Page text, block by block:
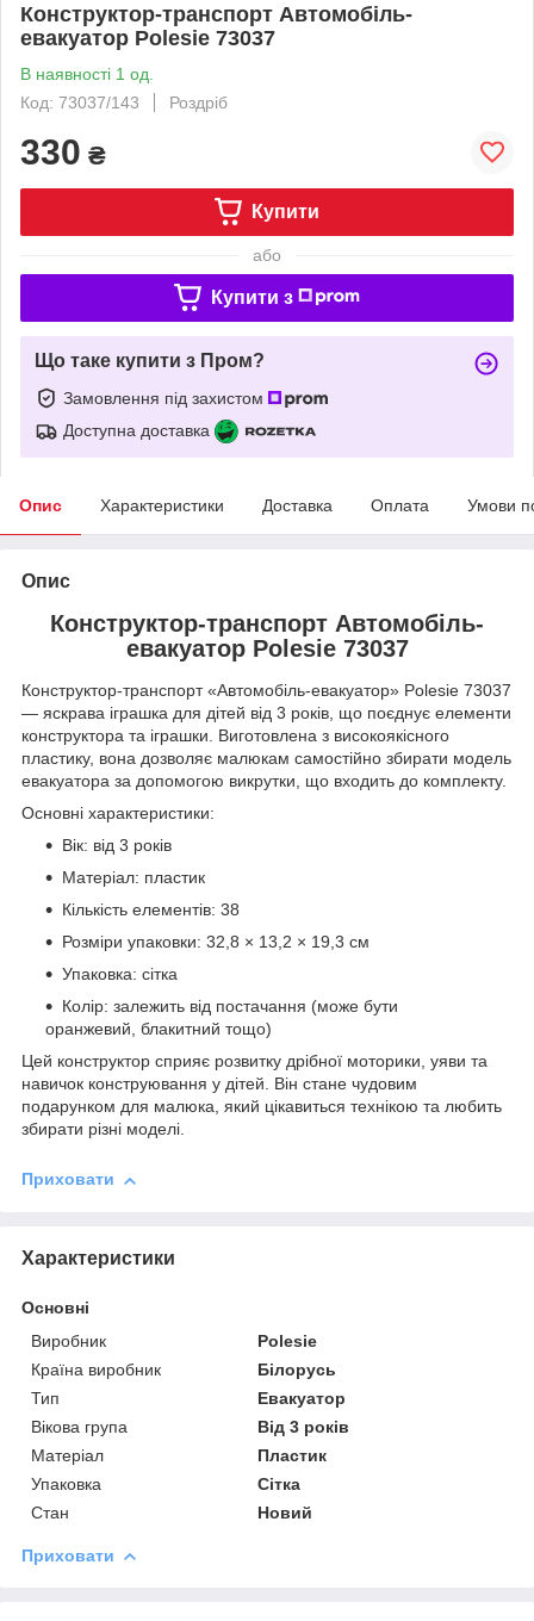
Конструктор-транспорт Автомобіль-
евакуатор Polesie 73037
В наявності 1 од.
Код: 73037/143
Роздріб
330 ₴
Купити
або
Купити з
Що таке купити з Пром?
Замовлення під захистом
Доступна доставка
Опис Характеристики Доставка Оплата Умови
Опис
Конструктор-транспорт Автомобіль-
евакуатор Polesie 73037
Конструктор-транспорт «Автомобіль-евакуатор» Polesie 73037
— яскрава іграшка для дітей від 3 років, що поєднує елементи
конструктора та іграшки. Виготовлена з високоякісного
пластику, вона дозволяє малюкам самостійно збирати модель
евакуатора за допомогою викрутки, що входить до комплекту.
Основні характеристики:
Вік: від 3 років
Матеріал: пластик
Кількість елементів: 38
Розміри упаковки: 32,8 × 13,2 × 19,3 см
Упаковка: сітка
Колір: залежить від постачання (може бути
оранжевий, блакитний тощо)
Цей конструктор сприяє розвитку дрібної моторики, уяви та
навичок конструювання у дітей. Він стане чудовим
подарунком для малюка, який цікавиться технікою та любить
збирати різні моделі.
Приховати
Характеристики
Основні
Виробник
Polesie
Країна виробник
Білорусь
Тип
Евакуатор
Вікова група
Від 3 років
Матеріал
Пластик
Упаковка
Сітка
Стан
Новий
Приховати